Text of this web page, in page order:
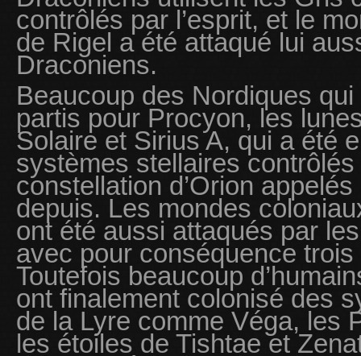
contrôlés par l’esprit, et le
de Rigel a été attaqué lui
Draconiens.
Beaucoup des Nordiques
partis pour Procyon, les
Solaire et Sirius A, qui a été
systèmes stellaires
constellation d’Orion
depuis. Les mondes
ont été aussi attaqués par
avec pour conséquence
Toutefois beaucoup
ont finalement colonisé des
de la Lyre comme Véga, les
les étoiles de Tishtae et